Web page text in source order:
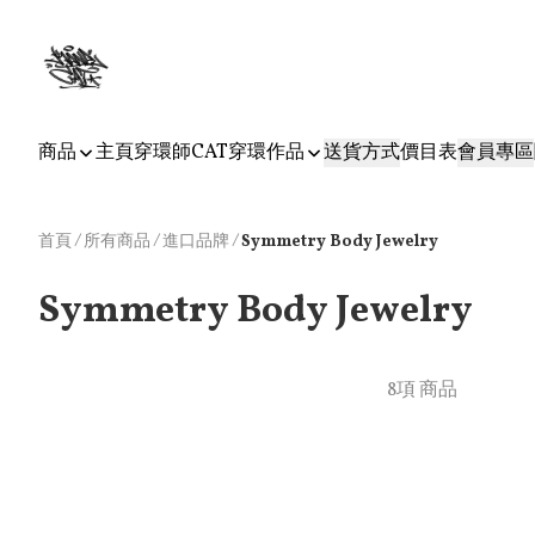
商品 主頁穿環師CAT穿環作品 送貨方式價目表會員專區
首頁/ 所有商品 /進口品牌 /Symmetry Body Jewelry
Symmetry Body Jewelry
8項 商品